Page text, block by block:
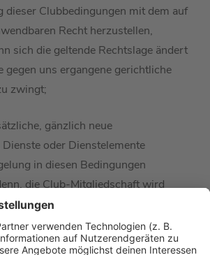
dieser Clubbedingungen mit dem auf
Recht herzustellen,
sich die geltende Rechtslage ändert
gegen uns ergangene gerichtliche
zwingt;
gänzlich neue
oder Dienstelemente
in diesen Bedingungen
die Club-Mitgliedschaftwird
verändert.
über derartige Änderungen in